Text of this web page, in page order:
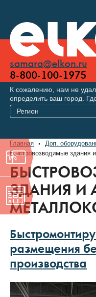
samara@elkon.ru
8-800-100-1975
К сожалению, нам не
определить ваш город.
Регион
Главная Доп.
Быстровозводимые здания
ЗДАНИЯ И
размещения
производства